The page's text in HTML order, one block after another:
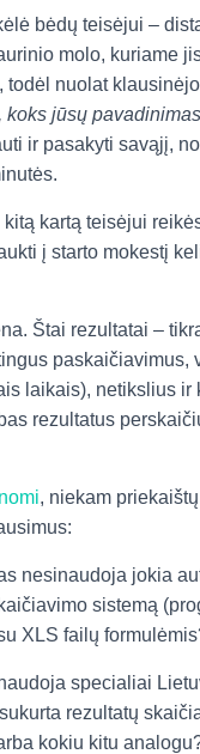
bėdų teisėjui –
molo, kuriame
todėl nuolat
koks jūsų
ir pasakyti savąjį,
kartą teisėjui
į starto mokestį
Štai rezultatai –
paskaičiavimus,
laikais), netikslius ir
rezultatus
, niekam
nesinaudoja jokia
sistemą
XLS failų
specialiai
rezultatų
kokiu kitu